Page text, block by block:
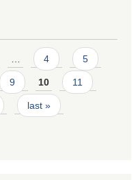
4 5
9 10 11
last »